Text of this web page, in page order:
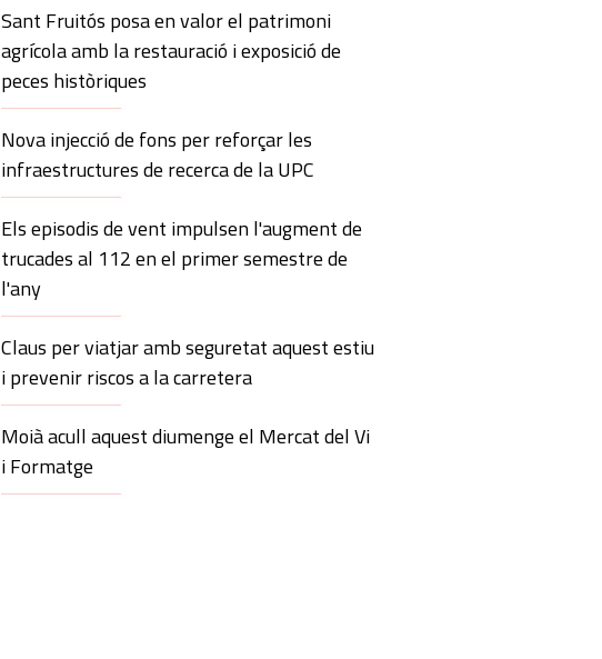
Sant Fruitós posa en valor el patrimoni
agrícola amb la restauració i exposició de
peces històriques
Nova injecció de fons per reforçar les
infraestructures de recerca de la UPC
Els episodis de vent impulsen l'augment de
trucades al 112 en el primer semestre de
l'any
Claus per viatjar amb seguretat aquest estiu
i prevenir riscos a la carretera
Moià acull aquest diumenge el Mercat del Vi
i Formatge